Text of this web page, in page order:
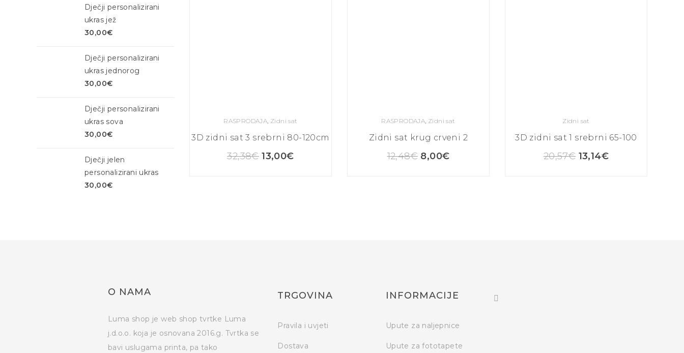
RASPRODAJA Zidni sat
3D zidni sat 3 srebrni 80-120cm
32,38€ 13,00€
RASPRODAJA Zidni sat
Zidni sat krug crveni 2
12,48€ 8,00€
Zidni sat
3D zidni sat 1 srebrni 65-100
20,57€ 13,14€
Dječji personalizirani
ukras jež
30,00€
Dječji personalizirani
ukras jednorog
30,00€
Dječji personalizirani
ukras sova
30,00€
Dječji jelen
personalizirani ukras
30,00€
O NAMA
Luma shop je web shop tvrtke Luma
j.d.o.o. koja je osnovana 2016.g. Tvrtka se
bavi uslugama printa, pa tako
TRGOVINA
Pravila i uvjeti
Dostava
INFORMACIJE
Upute za naljepnice
Upute za fototapete